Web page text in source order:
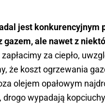
jest konkurencyjnym
ale nawet z
za ciepło,
że koszt ogrzewania
olejem opałowym
wypadają